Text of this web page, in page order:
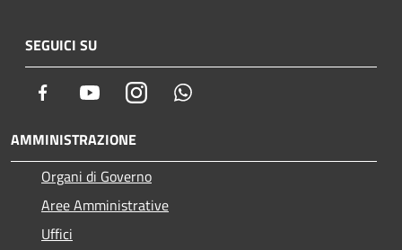
SEGUICI SU
Facebook YoutubeInstagram
AMMINISTRAZIONE
Organi di Governo
Aree Amministrative
Uffici